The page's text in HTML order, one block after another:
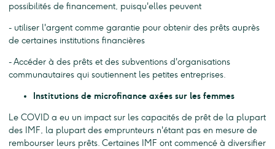
possibilités de financement, puisqu'elles peuvent
- utiliser l'argent comme garantie pour obtenir des prêts auprès
de certaines institutions financières
- Accéder à des prêts et des subventions d'organisations
communautaires qui soutiennent les petites entreprises.
Institutions de microfinance axées sur les femmes
Le COVID a eu un impact sur les capacités de prêt de la plupart
des IMF, la plupart des emprunteurs n'étant pas en mesure de
rembourser leurs prêts. Certaines IMF ont commencé à diversifier